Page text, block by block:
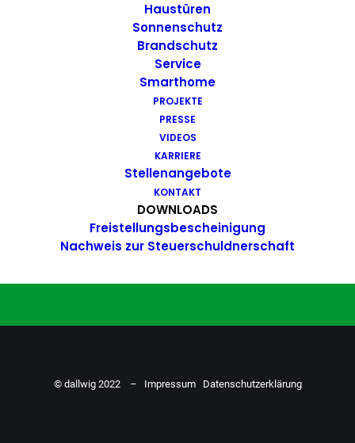
Haustüren
Sonnenschutz
Brandschutz
Service
Smarthome
PROJEKTE
PRESSE
VIDEOS
KARRIERE
Stellenangebote
KONTAKT
DOWNLOADS
Freistellungsbescheinigung
Nachweis zur Steuerschuldnerschaft
Dallwig bietet
Perspektive
Du hast Bock auf einen Job mit
Action. Bewirb dich ganz einfach
ZU DEN STELLENANGEBOTEN
© dallwig 2022 – Impressum Datenschutzerklärung